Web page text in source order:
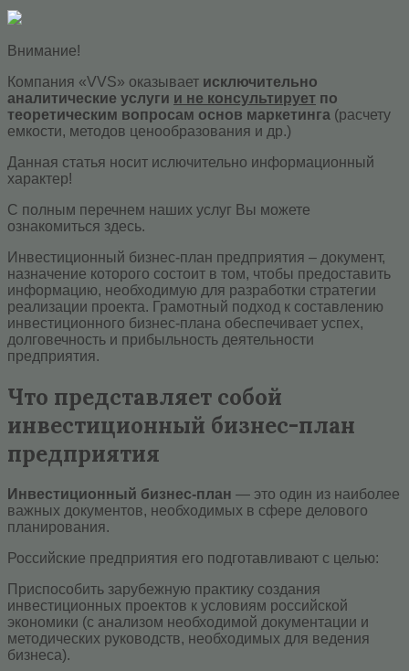
Внимание!
Компания «VVS» оказывает исключительно
аналитические услуги и не консультирует по
теоретическим вопросам основ маркетинга (расчету
емкости, методов ценообразования и др.)
Данная статья носит ислючительно информационный
характер!
С полным перечнем наших услуг Вы можете
ознакомиться здесь.
Инвестиционный бизнес-план предприятия – документ,
назначение которого состоит в том, чтобы предоставить
информацию, необходимую для разработки стратегии
реализации проекта. Грамотный подход к составлению
инвестиционного бизнес-плана обеспечивает успех,
долговечность и прибыльность деятельности
предприятия.
Что представляет собой
инвестиционный бизнес-план
предприятия
Инвестиционный бизнес-план — это один из наиболее
важных документов, необходимых в сфере делового
планирования.
Российские предприятия его подготавливают с целью:
Приспособить зарубежную практику создания
инвестиционных проектов к условиям российской
экономики (с анализом необходимой документации и
методических руководств, необходимых для ведения
бизнеса).